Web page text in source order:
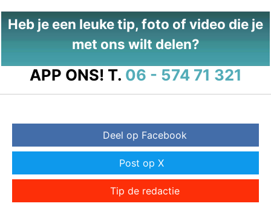
Heb je een leuke tip, foto of video die je
met ons wilt delen?
APP ONS! T. 06 - 574 71 321
Deel op Facebook
Post op X
Tip de redactie